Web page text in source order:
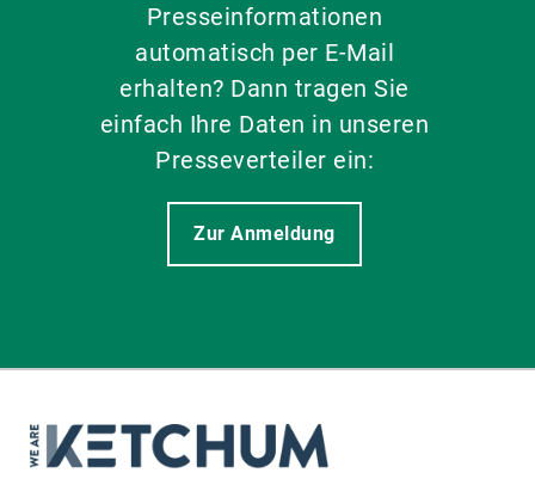
Presseinformationen
automatisch per E-Mail
erhalten? Dann tragen Sie
einfach Ihre Daten in unseren
Presseverteiler ein:
Zur Anmeldung